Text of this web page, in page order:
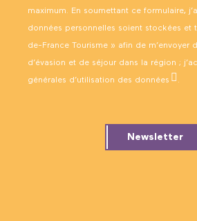
maximum. En soumettant ce formulaire,
données personnelles soient stockées et
de-France Tourisme » afin de m’envoyer
d’évasion et de séjour dans la région ;
générales d’utilisation des données .
Newsletter